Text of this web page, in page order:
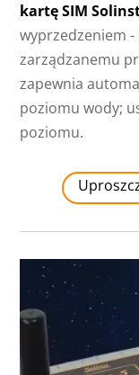
kartę SIM
wyprzedzeniem
zarządzanemu
zapewnia
poziomu wody;
poziomu.